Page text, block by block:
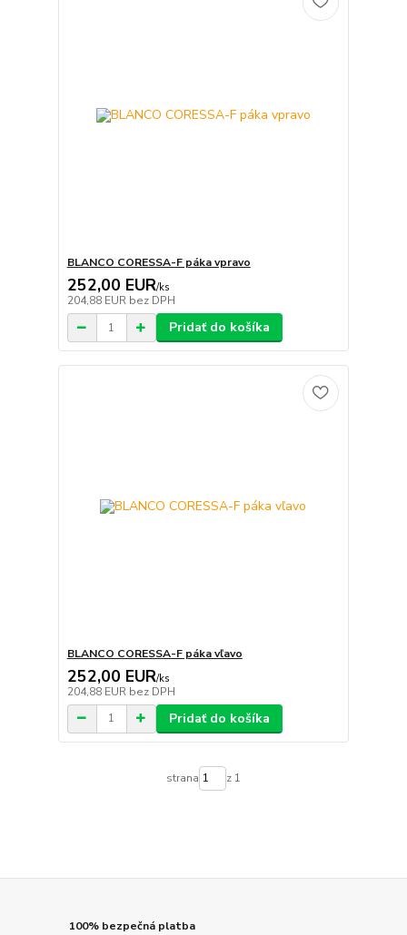
BLANCO CORESSA-F páka vpravo
252,00 EUR/ks
204,88 EUR bez DPH
Pridať do košíka
BLANCO CORESSA-F páka vľavo
252,00 EUR/ks
204,88 EUR bez DPH
Pridať do košíka
strana z 1
100% bezpečná platba